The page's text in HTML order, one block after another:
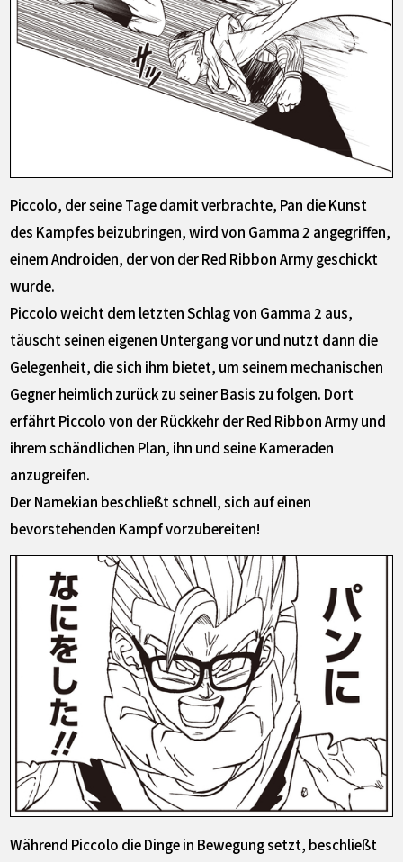
Piccolo, der seine Tage damit verbrachte, Pan die Kunst
des Kampfes beizubringen, wird von Gamma 2 angegriffen,
einem Androiden, der von der Red Ribbon Army geschickt
wurde.
Piccolo weicht dem letzten Schlag von Gamma 2 aus,
täuscht seinen eigenen Untergang vor und nutzt dann die
Gelegenheit, die sich ihm bietet, um seinem mechanischen
Gegner heimlich zurück zu seiner Basis zu folgen. Dort
erfährt Piccolo von der Rückkehr der Red Ribbon Army und
ihrem schändlichen Plan, ihn und seine Kameraden
anzugreifen.
Der Namekian beschließt schnell, sich auf einen
bevorstehenden Kampf vorzubereiten!
Während Piccolo die Dinge in Bewegung setzt, beschließt